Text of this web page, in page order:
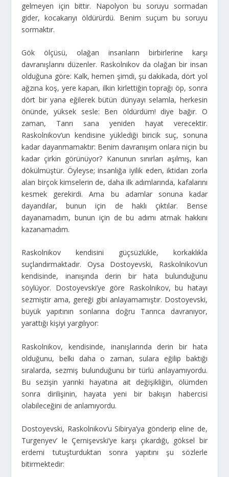
gelmeyen için bittir. Napolyon bu soruyu sormadan
gider, kocakarıyı öldürürdü. Benim suçum bu soruyu
sormaktır.
Gök ölçüsü, olağan insanların birbirlerine karşı
davranışlarını düzenler. Raskolnikov da olağan bir insan
olduğuna göre: Kalk, hemen şimdi, şu dakikada, dört yol
ağzına koş, yere kapan, ilkin kirlettiğin toprağı öp, sonra
dört bir yana eğilerek bütün dünyayı selamla, herkesin
önünde, yüksek sesle: Ben öldürdüm! diye bağır. O
zaman, Tanrı sana yeniden hayat verecektir.
Raskolnikov’un kendisine yüklediği biricik suç, sonuna
kadar dayanmamaktır: Benim davranışım onlara niçin bu
kadar çirkin görünüyor? Kanunun sınırları aşılmış, kan
dökülmüştür. Öyleyse; insanlığa iyilik eden, iktidarı zorla
alan birçok kimselerin de, daha ilk adımlarında, kafalarını
kesmek gerekirdi. Ama bu adamlar sonuna kadar
dayandılar, bunun için de haklı çıktılar. Bense
dayanamadım, bunun için de bu adımı atmak hakkını
kazanamadım.
Raskolnikov kendisini güçsüzlükle, korkaklıkla
suçlandırmaktadır. Oysa Dostoyevski, Raskolnikov’un
kendisinde, inanışında derin bir hata bulunduğunu
söylüyor. Dostoyevski’ye göre Raskolnikov, bu hatayı
sezmiştir ama, gereği gibi anlayamamıştır. Dostoyevski,
büyük yapıtının sonlarına doğru Tanrıca davranıyor,
yarattığı kişiyi yargılıyor:
Raskolnikov, kendisinde, inanışlarında derin bir hata
olduğunu, belki daha o zaman, sulara eğilip baktığı
sıralarda, sezmiş bulunduğunu bir türlü anlayamıyordu.
Bu sezişin yarınki hayatına ait değişikliğin, ölümden
sonra dirilişinin, hayata yeni bir bakışın habercisi
olabileceğini de anlamıyordu.
Dostoyevski, Raskolnikov’u Sibirya’ya gönderip eline de,
Turgenyev’ le Çernişevski’ye karşı çıkardığı, göksel bir
erdemi tutuşturduktan sonra yapıtını şu sözlerle
bitirmektedir: